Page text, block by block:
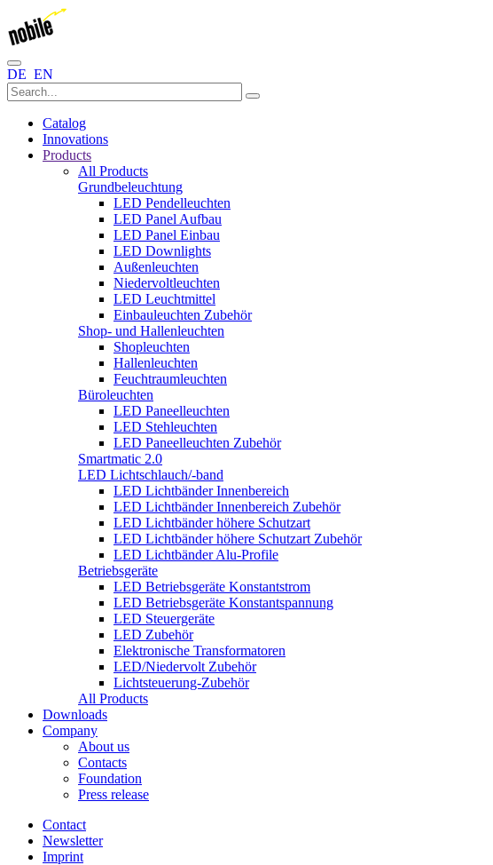
DE EN
Catalog
Innovations
Products
All Products
Grundbeleuchtung
LED Pendelleuchten
LED Panel Aufbau
LED Panel Einbau
LED Downlights
Außenleuchten
Niedervoltleuchten
LED Leuchtmittel
Einbauleuchten Zubehör
Shop- und Hallenleuchten
Shopleuchten
Hallenleuchten
Feuchtraumleuchten
Büroleuchten
LED Paneelleuchten
LED Stehleuchten
LED Paneelleuchten Zubehör
Smartmatic 2.0
LED Lichtschlauch/-band
LED Lichtbänder Innenbereich
LED Lichtbänder Innenbereich Zubehör
LED Lichtbänder höhere Schutzart
LED Lichtbänder höhere Schutzart Zubehör
LED Lichtbänder Alu-Profile
Betriebsgeräte
LED Betriebsgeräte Konstantstrom
LED Betriebsgeräte Konstantspannung
LED Steuergeräte
LED Zubehör
Elektronische Transformatoren
LED/Niedervolt Zubehör
Lichtsteuerung-Zubehör
All Products
Downloads
Company
About us
Contacts
Foundation
Press release
Contact
Newsletter
Imprint